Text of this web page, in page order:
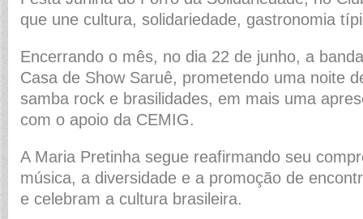
que une cultura, solidariedade, gastronomia
Encerrando o mês, no dia 22 de junho, a
Casa de Show Saruê, prometendo uma noite
samba rock e brasilidades, em mais uma
com o apoio da CEMIG.
A Maria Pretinha segue reafirmando seu
música, a diversidade e a promoção de
e celebram a cultura brasileira.